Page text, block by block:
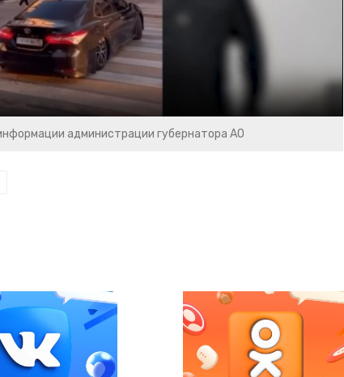
Video
администрации губернатора АО